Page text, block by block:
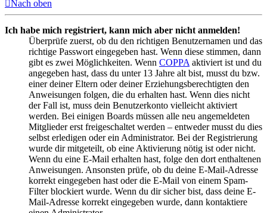
Nach oben
Ich habe mich registriert, kann mich aber nicht anmelden!
Überprüfe zuerst, ob du den richtigen Benutzernamen und das
richtige Passwort eingegeben hast. Wenn diese stimmen, dann
gibt es zwei Möglichkeiten. Wenn COPPA aktiviert ist und du
angegeben hast, dass du unter 13 Jahre alt bist, musst du bzw.
einer deiner Eltern oder deiner Erziehungsberechtigten den
Anweisungen folgen, die du erhalten hast. Wenn dies nicht
der Fall ist, muss dein Benutzerkonto vielleicht aktiviert
werden. Bei einigen Boards müssen alle neu angemeldeten
Mitglieder erst freigeschaltet werden – entweder musst du dies
selbst erledigen oder ein Administrator. Bei der Registrierung
wurde dir mitgeteilt, ob eine Aktivierung nötig ist oder nicht.
Wenn du eine E-Mail erhalten hast, folge den dort enthaltenen
Anweisungen. Ansonsten prüfe, ob du deine E-Mail-Adresse
korrekt eingegeben hast oder die E-Mail von einem Spam-
Filter blockiert wurde. Wenn du dir sicher bist, dass deine E-
Mail-Adresse korrekt eingegeben wurde, dann kontaktiere